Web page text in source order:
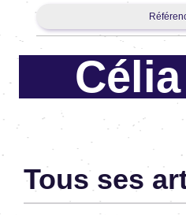
Tous ses